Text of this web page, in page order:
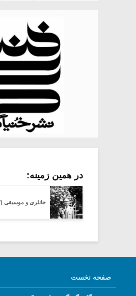
در همین زمینه:
خانلری و موسیقی (۲)
صفحه نخست